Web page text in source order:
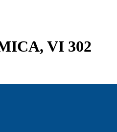
VI 302